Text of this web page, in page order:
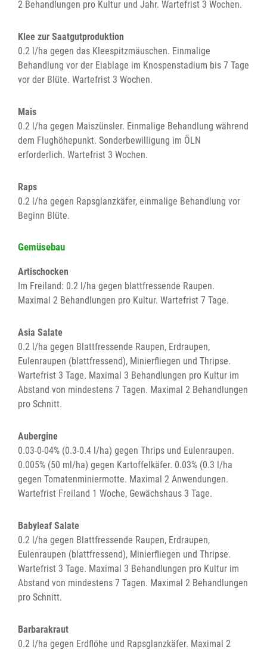
2 Behandlungen pro Kultur und Jahr. Wartefrist 3 Wochen.
Klee zur Saatgutproduktion
0.2 l/ha gegen das Kleespitzmäuschen. Einmalige
Behandlung vor der Eiablage im Knospenstadium bis 7 Tage
vor der Blüte. Wartefrist 3 Wochen.
Mais
0.2 l/ha gegen Maiszünsler. Einmalige Behandlung während
dem Flughöhepunkt. Sonderbewilligung im ÖLN
erforderlich. Wartefrist 3 Wochen.
Raps
0.2 l/ha gegen Rapsglanzkäfer, einmalige Behandlung vor
Beginn Blüte.
Gemüsebau
Artischocken
Im Freiland: 0.2 l/ha gegen blattfressende Raupen.
Maximal 2 Behandlungen pro Kultur. Wartefrist 7 Tage.
Asia Salate
0.2 l/ha gegen Blattfressende Raupen, Erdraupen,
Eulenraupen (blattfressend), Minierfliegen und Thripse.
Wartefrist 3 Tage. Maximal 3 Behandlungen pro Kultur im
Abstand von mindestens 7 Tagen. Maximal 2 Behandlungen
pro Schnitt.
Aubergine
0.03-0-04% (0.3-0.4 l/ha) gegen Thrips und Eulenraupen.
0.005% (50 ml/ha) gegen Kartoffelkäfer. 0.03% (0.3 l/ha
gegen Tomatenminiermotte. Maximal 2 Anwendungen.
Wartefrist Freiland 1 Woche, Gewächshaus 3 Tage.
Babyleaf Salate
0.2 l/ha gegen Blattfressende Raupen, Erdraupen,
Eulenraupen (blattfressend), Minierfliegen und Thripse.
Wartefrist 3 Tage. Maximal 3 Behandlungen pro Kultur im
Abstand von mindestens 7 Tagen. Maximal 2 Behandlungen
pro Schnitt.
Barbarakraut
0.2 l/ha gegen Erdflöhe und Rapsglanzkäfer. Maximal 2